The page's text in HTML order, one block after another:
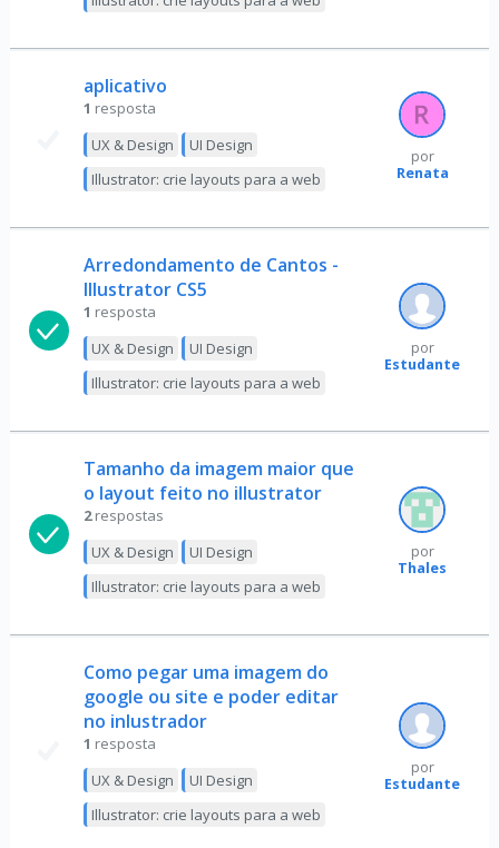
aplicativo
1 resposta
UX & Design
UI Design
Illustrator: crie layouts para a web
por
Renata
Arredondamento de Cantos -
Illustrator CS5
1 resposta
UX & Design
UI Design
Illustrator: crie layouts para a web
por
Estudante
Tamanho da imagem maior que
o layout feito no illustrator
2 respostas
UX & Design
UI Design
Illustrator: crie layouts para a web
por
Thales
Como pegar uma imagem do
google ou site e poder editar
no inlustrador
1 resposta
UX & Design
UI Design
Illustrator: crie layouts para a web
por
Estudante